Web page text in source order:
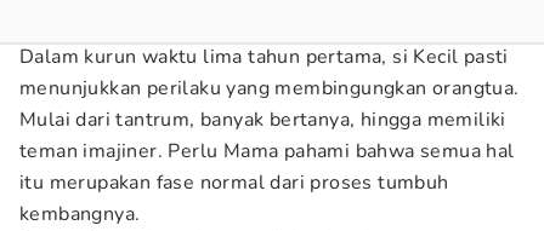
Dalam kurun waktu lima tahun pertama, si Kecil pasti
menunjukkan perilaku yang membingungkan orangtua.
Mulai dari tantrum, banyak bertanya, hingga memiliki
teman imajiner. Perlu Mama pahami bahwa semua hal
itu merupakan fase normal dari proses tumbuh
kembangnya.